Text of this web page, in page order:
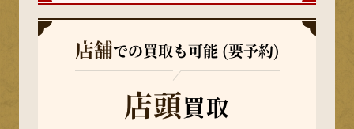
店舗での買取も可能 (要予約)
店頭買取